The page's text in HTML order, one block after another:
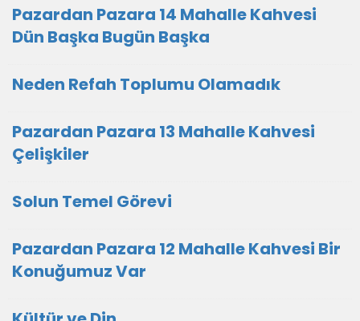
Pazardan Pazara 14 Mahalle Kahvesi
Dün Başka Bugün Başka
Neden Refah Toplumu Olamadık
Pazardan Pazara 13 Mahalle Kahvesi
Çelişkiler
Solun Temel Görevi
Pazardan Pazara 12 Mahalle Kahvesi Bir
Konuğumuz Var